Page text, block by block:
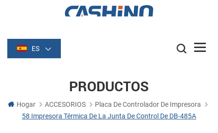
ES
PRODUCTOS
Hogar ACCESORIOS
Placa De Controlador De Impresora
58 Impresora Térmica De La Junta De Control De DB-485A